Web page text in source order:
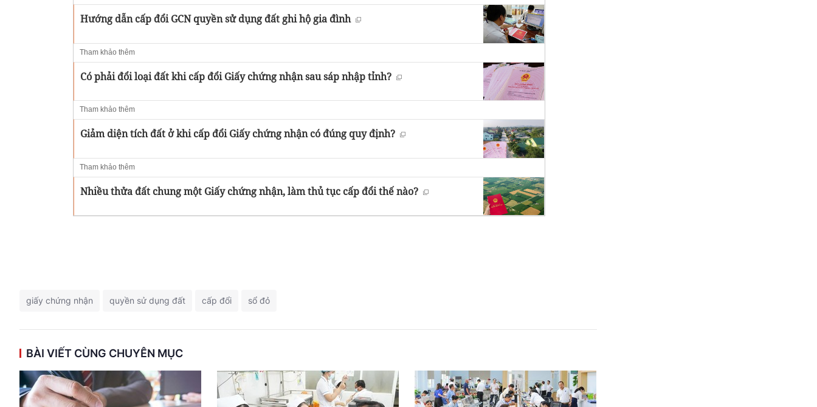
Hướng dẫn cấp đổi GCN quyền sử dụng đất ghi hộ gia đình
Tham khảo thêm
Có phải đổi loại đất khi cấp đổi Giấy chứng nhận sau sáp nhập tỉnh?
Tham khảo thêm
Giảm diện tích đất ở khi cấp đổi Giấy chứng nhận có đúng quy định?
Tham khảo thêm
Nhiều thửa đất chung một Giấy chứng nhận, làm thủ tục cấp đổi thế nào?
giấy chứng nhận quyền sử dụng đất cấp đổi sổ đỏ
BÀI VIẾT CÙNG CHUYÊN MỤC